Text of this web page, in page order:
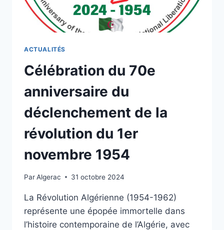
ACTUALITÉS
Célébration du 70e
anniversaire du
déclenchement de la
révolution du 1er
novembre 1954
ParAlgerac 31 octobre 2024
La Révolution Algérienne (1954-1962)
représente une épopée immortelle dans
l’histoire contemporaine de l’Algérie, avec